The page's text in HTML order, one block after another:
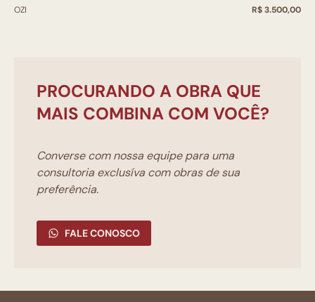
OZI
R$ 3.500,00
PROCURANDO A OBRA QUE
MAIS COMBINA COM VOCÊ?
Converse com nossa equipe para uma
consultoria exclusíva com obras de sua
preferência.
FALE CONOSCO